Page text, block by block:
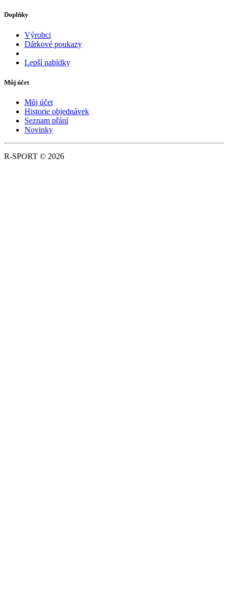
Doplňky
Výrobci
Dárkové poukazy
Lepší nabídky
Můj účet
Můj účet
Historie objednávek
Seznam přání
Novinky
R-SPORT © 2026